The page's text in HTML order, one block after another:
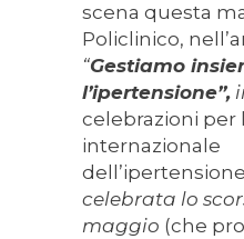
scena questa
Policlinico,
“Gestiamo
l’ipertensione”,
celebrazioni per
internazionale
dell’ipertensione
celebrata lo
maggio (che